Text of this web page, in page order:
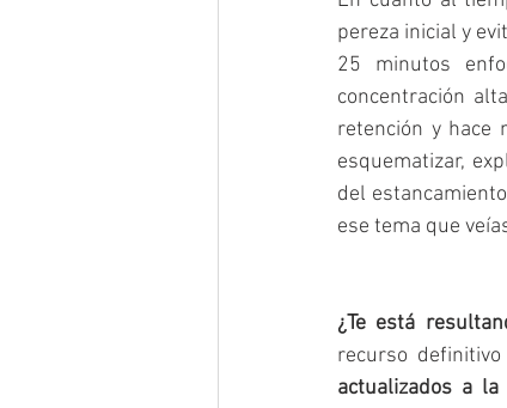
pereza inicial y
25 minutos
concentración
retención y hace
esquematizar,
del
ese tema que
¿Te está
recurso
actualizados a la